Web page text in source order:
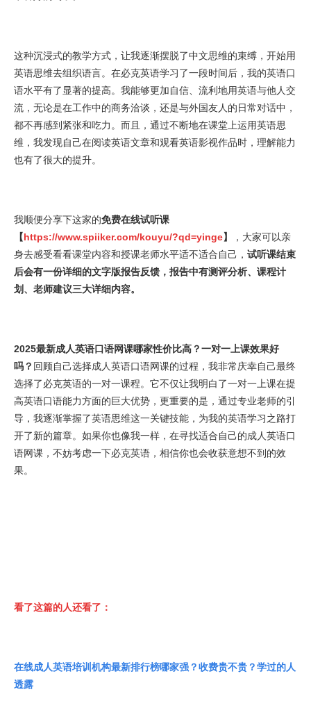
这种沉浸式的教学方式，让我逐渐摆脱了中文思维的束缚，开始用
英语思维去组织语言。在必克英语学习了一段时间后，我的英语口
语水平有了显著的提高。我能够更加自信、流利地用英语与他人交
流，无论是在工作中的商务洽谈，还是与外国友人的日常对话中，
都不再感到紧张和吃力。而且，通过不断地在课堂上运用英语思
维，我发现自己在阅读英语文章和观看英语影视作品时，理解能力
也有了很大的提升。
我顺便分享下这家的免费在线试听课
【https://www.spiiker.com/kouyu/?qd=yinge】
，大家可以亲
身去感受看看课堂内容和授课老师水平适不适合自己， 试听课结束
后会有一份详细的文字版报告反馈，报告中有测评分析、课程计
划、老师建议三大详细内容。
2025最新成人英语口语网课哪家性价比高？一对一上课效果好
吗？ 回顾自己选择成人英语口语网课的过程，我非常庆幸自己最终
选择了必克英语的一对一课程。它不仅让我明白了一对一上课在提
高英语口语能力方面的巨大优势，更重要的是，通过专业老师的引
导，我逐渐掌握了英语思维这一关键技能，为我的英语学习之路打
开了新的篇章。如果你也像我一样，在寻找适合自己的成人英语口
语网课，不妨考虑一下必克英语，相信你也会收获意想不到的效
果。
看了这篇的人还看了：
在线成人英语培训机构最新排行榜哪家强？收费贵不贵？学过的人
透露